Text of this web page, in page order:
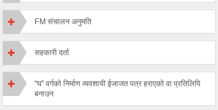
FM संचालन अनुमति
सहकारी दर्ता
“घ” वर्गको निर्माण व्यवशायी ईजाजत पत्र हराएको वा प्रतिलिपि
बनाउन